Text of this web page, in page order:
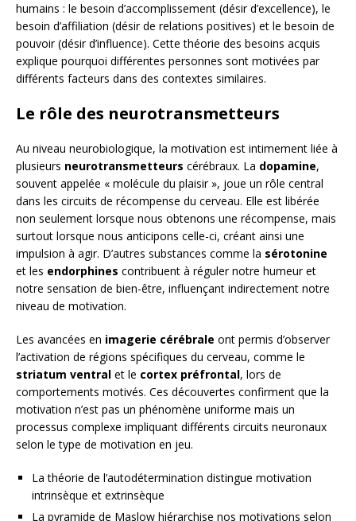
humains : le besoin d’accomplissement (désir d’excellence), le
besoin d’affiliation (désir de relations positives) et le besoin de
pouvoir (désir d’influence). Cette théorie des besoins acquis
explique pourquoi différentes personnes sont motivées par
différents facteurs dans des contextes similaires.
Le rôle des neurotransmetteurs
Au niveau neurobiologique, la motivation est intimement liée à
plusieurs neurotransmetteurs cérébraux. La dopamine,
souvent appelée « molécule du plaisir », joue un rôle central
dans les circuits de récompense du cerveau. Elle est libérée
non seulement lorsque nous obtenons une récompense, mais
surtout lorsque nous anticipons celle-ci, créant ainsi une
impulsion à agir. D’autres substances comme la sérotonine
et les endorphines contribuent à réguler notre humeur et
notre sensation de bien-être, influençant indirectement notre
niveau de motivation.
Les avancées en imagerie cérébrale ont permis d’observer
l’activation de régions spécifiques du cerveau, comme le
striatum ventral et le cortex préfrontal, lors de
comportements motivés. Ces découvertes confirment que la
motivation n’est pas un phénomène uniforme mais un
processus complexe impliquant différents circuits neuronaux
selon le type de motivation en jeu.
La théorie de l’autodétermination distingue motivation
intrinsèque et extrinsèque
La pyramide de Maslow hiérarchise nos motivations selon